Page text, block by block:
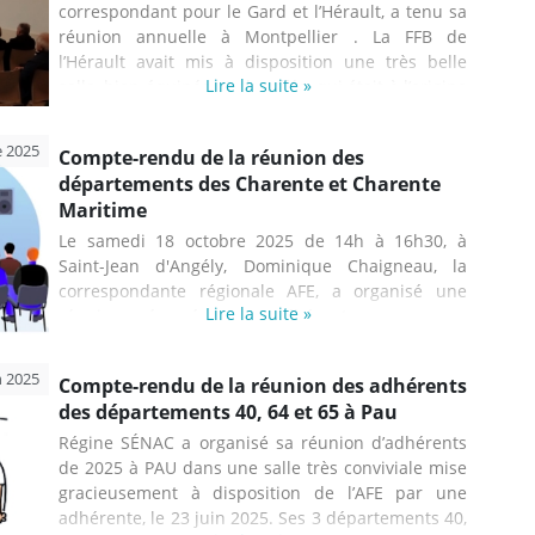
correspondant pour le Gard et l’Hérault, a tenu sa
réunion annuelle à Montpellier . La FFB de
l’Hérault avait mis à disposition une très belle
salle, bien équipée et chauffée, qui était à l’origine
d’adhérents. On peut toutefois regretter que 8
personnes inscrites à la réunion ne se soient pas
déplacées, sans prévenir. Après une courte
présentation de l’association par le correspondant,
la neurologue Valérie Gochen de Cocq, qui
consulte à la clinique du Beau ...
Lire la suite »
2025
Compte-rendu de la réunion des
départements des Charente et Charente
Maritime
Le samedi 18 octobre 2025 de 14h à 16h30, à
Saint-Jean d'Angély, Dominique Chaigneau, la
correspondante régionale AFE, a organisé une
réunion réservée aux adhérents car aucun
et Charente Maritime. Il est à noter la présence de
Marie-Pierre Chevalier, ancienne correspondante
et de Michel Campan, correspondant du
département voisin, la Gironde. La salle gratuite
mise à disposition avait été réservée par Françoise
Roche-Girard, adhérente de Charente Maritime.
Lire la suite »
2025
Compte-rendu de la réunion des adhérents
des départements 40, 64 et 65 à Pau
Régine SÉNAC a organisé sa réunion d’adhérents
de 2025 à PAU dans une salle très conviviale mise
gracieusement à disposition de l’AFE par une
adhérente, le 23 juin 2025. Ses 3 départements 40,